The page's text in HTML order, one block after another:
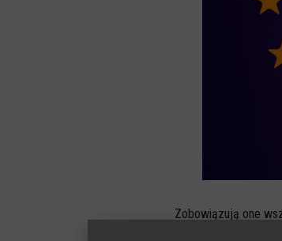
Zobowiązują one
zeszłym roku) do